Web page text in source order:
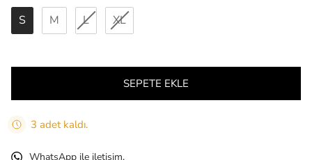
S M L XL
SEPETE EKLE
3 adet kaldı.
WhatsApp ile iletişim.